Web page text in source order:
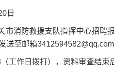
日
市消防救援支队指挥中心招聘
送至邮箱3412594582@qq.com
工作日拨打），资料审查结束